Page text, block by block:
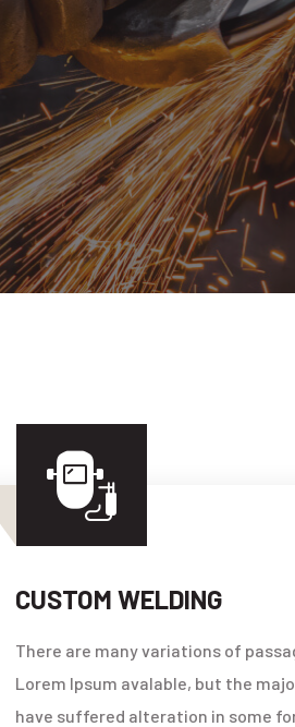
PIPE WELDING
There are many variations of
Lorem Ipsum avalable, but the
have suffered alteration in some